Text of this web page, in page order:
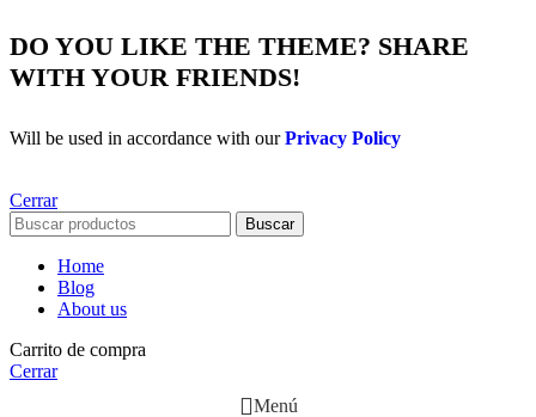
DO YOU LIKE THE THEME? SHARE
WITH YOUR FRIENDS!
Will be used in accordance with ourPrivacy Policy
Cerrar
Buscar
Home
Blog
About us
Carrito de compra
Cerrar
Menú